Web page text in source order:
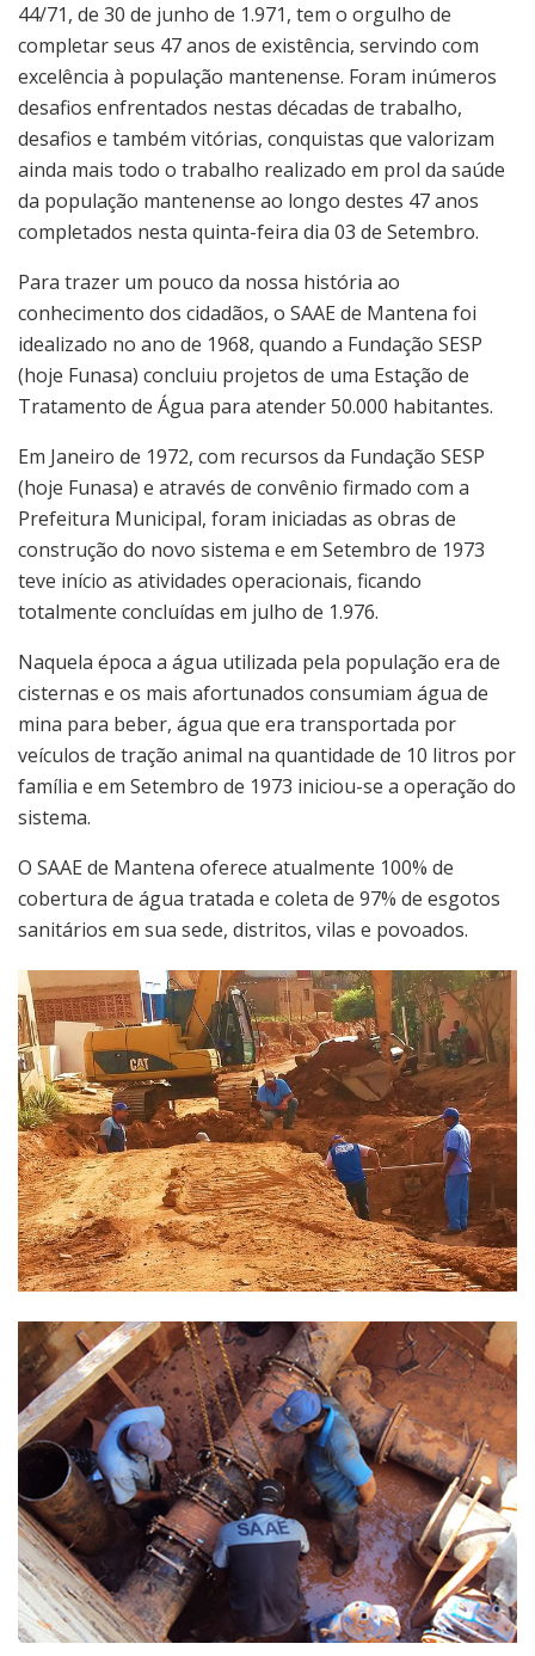
44/71, de 30 de junho de 1.971, tem o orgulho de
completar seus 47 anos de existência, servindo com
excelência à população mantenense. Foram inúmeros
desafios enfrentados nestas décadas de trabalho,
desafios e também vitórias, conquistas que valorizam
ainda mais todo o trabalho realizado em prol da saúde
da população mantenense ao longo destes 47 anos
completados nesta quinta-feira dia 03 de Setembro.
Para trazer um pouco da nossa história ao
conhecimento dos cidadãos, o SAAE de Mantena foi
idealizado no ano de 1968, quando a Fundação SESP
(hoje Funasa) concluiu projetos de uma Estação de
Tratamento de Água para atender 50.000 habitantes.
Em Janeiro de 1972, com recursos da Fundação SESP
(hoje Funasa) e através de convênio firmado com a
Prefeitura Municipal, foram iniciadas as obras de
construção do novo sistema e em Setembro de 1973
teve início as atividades operacionais, ficando
totalmente concluídas em julho de 1.976.
Naquela época a água utilizada pela população era de
cisternas e os mais afortunados consumiam água de
mina para beber, água que era transportada por
veículos de tração animal na quantidade de 10 litros por
família e em Setembro de 1973 iniciou-se a operação do
sistema.
O SAAE de Mantena oferece atualmente 100% de
cobertura de água tratada e coleta de 97% de esgotos
sanitários em sua sede, distritos, vilas e povoados.